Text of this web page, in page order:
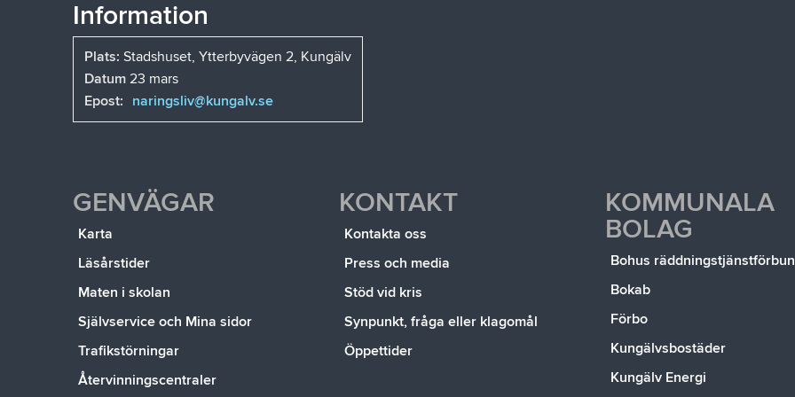
Information
Plats: Stadshuset, Ytterbyvägen 2, Kungälv
Datum 23 mars
Epost: naringsliv@kungalv.se
GENVÄGAR
Karta
Läsårstider
Maten i skolan
Självservice och Mina sidor
Trafikstörningar
Återvinningscentraler
KONTAKT
Kontakta oss
Press och media
Stöd vid kris
Synpunkt, fråga eller klagomål
Öppettider
KOMMUNALA
BOLAG
Bohus
Bokab
Förbo
Kungälvsbostäder
Kungälv Energi